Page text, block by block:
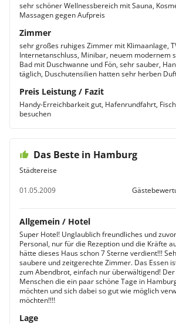
sehr schöner Wellnessbereich mit Sauna,
Massagen gegen Aufpreis
Zimmer
sehr großes ruhiges Zimmer mit Klimaanlage,
Internetanschluss, Minibar, neuem modernem
Bad mit Duschwanne und Fön, sehr sauber,
täglich, Duschutensilien hatten sehr herben
Preis Leistung / Fazit
Handy-Erreichbarkeit gut, Hafenrundfahrt,
besuchen
Das Beste in Hamburg
Städtereise
01.05.2009
Allgemein / Hotel
Super Hotel! Unglaublich freundliches und
Personal, nur für die Rezeption und die Kräfte
hätte dieses Haus schon 7 Sterne verdient!!!
saubere und zeitgerechte Zimmer. Das Essen
zum Abendbrot, einfach nur überwältigend!
Menschen die ein paar schöne Tage in
möchten und sich dabei so gut wie möglich
möchten!!!!
Lage